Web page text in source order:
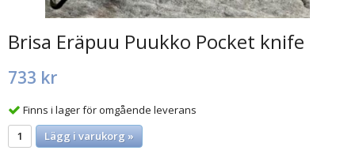
Brisa Eräpuu Puukko Pocket knife
733 kr
Finns i lager för omgående leverans
Lägg i varukorg »